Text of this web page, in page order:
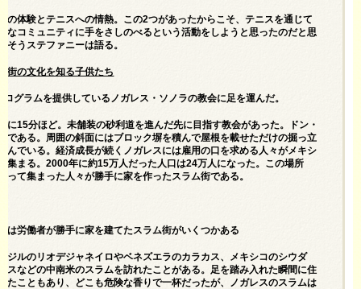
の体験とテニスへの情熱。この2つがあったからこそ、テニスを通じて
なコミュニティに手をさしのべるという活動をしようと思ったのだと思
そうステファニーは語る。
街の文化を知る子供たち
ログラムを提供しているノガレス・ソノラの教会に足を運んだ。
に15分ほど。未舗装の砂利道を進んだ先に目指す教会があった。ドン・
である。周囲の斜面にはブロック塀を積んで屋根を載せただけの掘っ立
んでいる。経済成長が続くノガレスには雇用の口を求める人々がメキシ
集まる。2000年に約15万人だった人口は24万人になった。この場所
って集まった人々が勝手に家を作ったスラム街である。
は労働者が勝手に家を建てたスラム街がいくつかある
ジルのリオデジャネイロやベネズエラのカラカス、メキシコのシウダ
スなどの中南米のスラムを訪れたことがある。足を踏み入れた瞬間に住
たこともあり、どこも危険な香りで一杯だったが、ノガレスのスラムは